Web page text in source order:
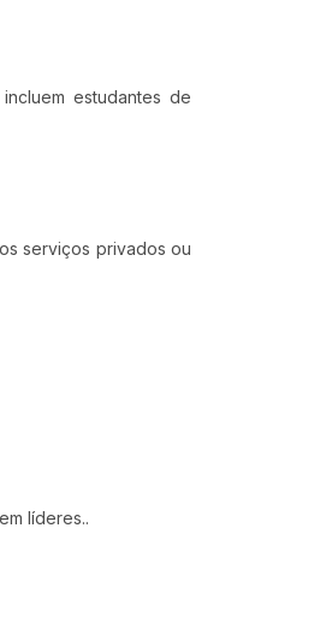
estudantes de
serviços privados ou
líderes..